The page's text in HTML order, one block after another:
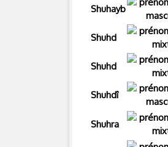
Shuhayb
Shuhd
Shuhd
Shuhdî
Shuhra